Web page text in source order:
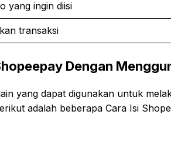
yang ingin diisi
transaksi
Dengan
yang dapat digunakan untuk
adalah beberapa Cara Isi